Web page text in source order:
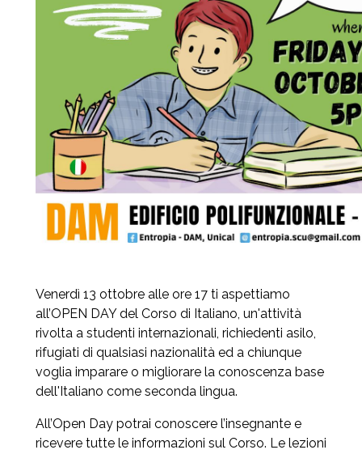
Venerdì 13 ottobre alle ore 17 ti aspettiamo
all’OPEN DAY del Corso di Italiano, un'attività
rivolta a studenti internazionali, richiedenti asilo,
rifugiati di qualsiasi nazionalità ed a chiunque
voglia imparare o migliorare la conoscenza base
dell'Italiano come seconda lingua.
All’Open Day potrai conoscere l’insegnante e
ricevere tutte le informazioni sul Corso. Le lezioni